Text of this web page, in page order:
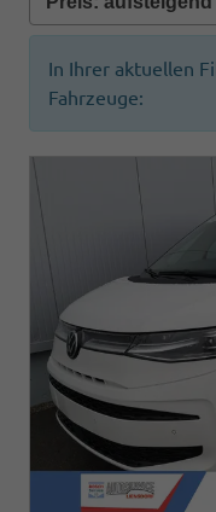
In Ihrer aktuellen
Fahrzeuge: